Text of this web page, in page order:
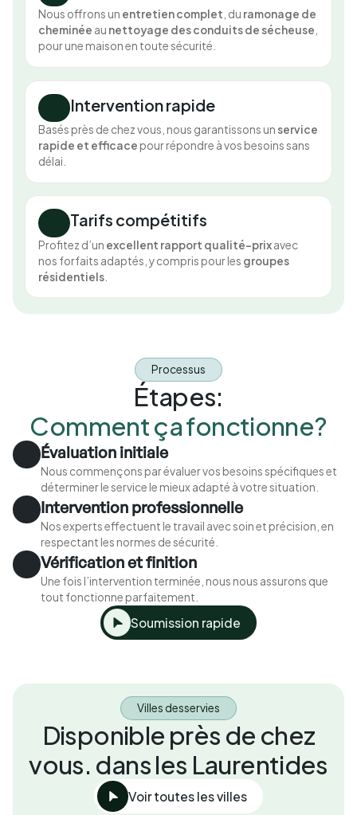
Nous offrons un entretien complet , du ramonage de
cheminée au nettoyage des conduits de sécheuse
pour une maison en toute sécurité.
Intervention rapide
Basés près de chez vous, nous garantissons un service
rapide et efficace pour répondre à vos besoins sans
délai.
Tarifs compétitifs
Profitez d’un excellent rapport qualité-prixavec
nos forfaits adaptés, y compris pour les groupes
résidentiels
Processus
Étapes:
Comment ça fonctionne?
Évaluation initiale
Nous commençons par évaluer vos besoins spécifiques et
déterminer le service le mieux adapté à votre situation.
Intervention professionnelle
Nos experts effectuent le travail avec soin et précision, en
respectant les normes de sécurité.
Vérification et finition
Une fois l’intervention terminée, nous nous assurons que
tout fonctionne parfaitement.
Soumission rapide
Villes desservies
Disponible près de chez
vous. dans les Laurentides
Voir toutes les villes